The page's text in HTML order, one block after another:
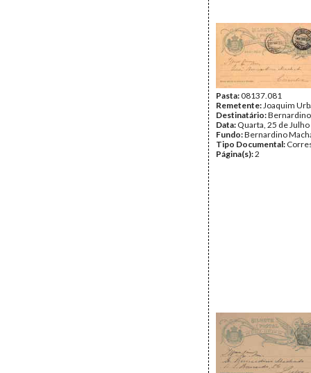
Pasta:08137.081
Remetente:Joaquim
Destinatário:
Data: Quarta, 25 de
Fundo:Bernardino
Tipo Documental:
Página(s):2